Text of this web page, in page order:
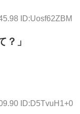
ID:Uosf62ZBM
？」
ID:D5TvuH1+0